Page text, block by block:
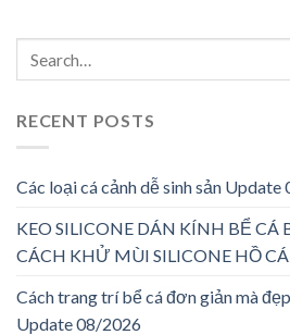
RECENT POSTS
Các loại cá cảnh dễ sinh sản
KEO SILICONE DÁN KÍNH BỂ CÁ
CÁCH KHỬ MÙI SILICONE HỒ
Cách trang trí bể cá đơn giản mà
Update 08/2026